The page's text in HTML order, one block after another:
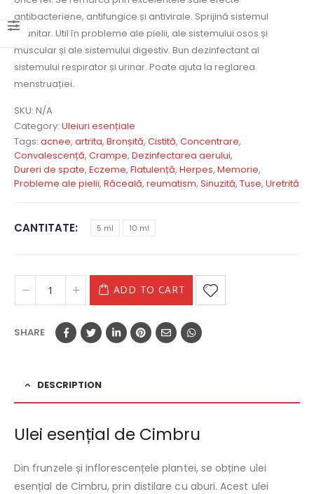
antibacteriene, antifungice și antivirale. Sprijină sistemul
imunitar. Util în probleme ale pielii, ale sistemului osos și
muscular și ale sistemului digestiv. Bun dezinfectant al
sistemului respirator și urinar. Poate ajuta la reglarea
menstruației.
SKU: N/A
Category: Uleiuri esențiale
Tags: acnee, artrita, Bronșită, Cistită, Concentrare,
Convalescență, Crampe, Dezinfectarea aerului,
Dureri de spate, Eczeme, Flatulență, Herpes, Memorie,
Probleme ale pielii, Răceală, reumatism, Sinuzită, Tuse, Uretrită
CANTITATE 5 ml 10 ml
ADD TO CART
SHARE
DESCRIPTION
Ulei esențial de Cimbru
Din frunzele și inflorescențele plantei, se obține ulei
esențial de Cimbru, prin distilare cu aburi. Acest ulei